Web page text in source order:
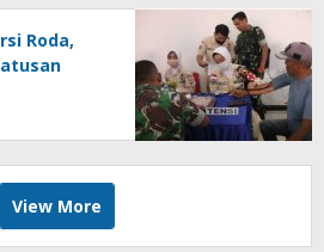
Roda,
View More